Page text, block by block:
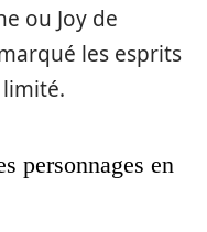
ou Joy de
les esprits
limité.
personnages en